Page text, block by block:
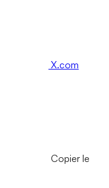
X.com
Copier le